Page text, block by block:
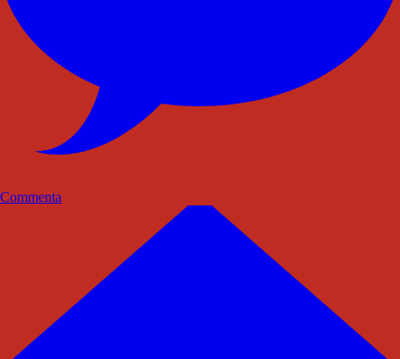
Commenta